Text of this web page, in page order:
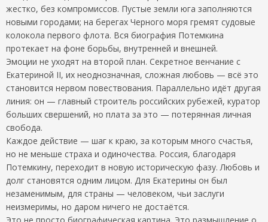
жестко, без компромиссов. Пустые земли юга заполняются
новыми городами; на берегах Черного моря гремят судовые
колокола первого флота. Вся биография Потемкина
протекает на фоне борьбы, внутренней и внешней.
Эмоции не уходят на второй план. Секретное венчание с
Екатериной II, их неоднозначная, сложная любовь — всё это
становится нервом повествования. Параллельно идёт другая
линия: он — главный строитель российских рубежей, куратор
больших свершений, но плата за это — потерянная личная
свобода.
Каждое действие — шаг к краю, за которым много счастья,
но не меньше страха и одиночества. Россия, благодаря
Потемкину, переходит в новую историческую фазу. Любовь и
долг становятся одним лицом. Для Екатерины он был
незаменимым, для страны — человеком, чьи заслуги
неизмеримы, но даром ничего не достаётся.